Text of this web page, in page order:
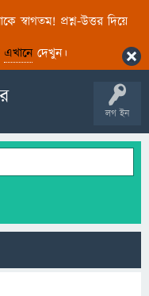
স্বাগতম! প্রশ্ন-উত্তর দিয়ে
এখানেদেখুন।
লগ ইন